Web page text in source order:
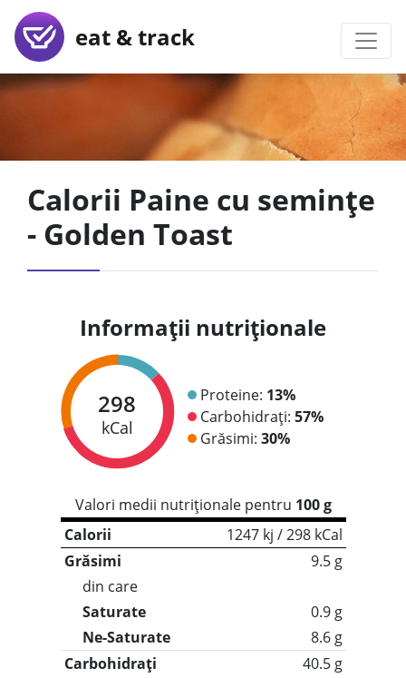
eat & track
Calorii Paine cu semințe
- Golden Toast
Informații nutriționale
298
kCal
Proteine: 13%
Carbohidrați: 57%
Grăsimi: 30%
Valori medii nutriționale pentru 100 g
Calorii
1247 kj / 298 kCal
Grăsimi
9.5 g
din care
Saturate
0.9 g
Ne-Saturate
8.6 g
Carbohidrați
40.5 g